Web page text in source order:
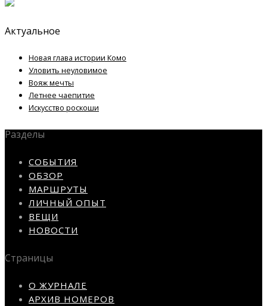
Актуальное
Новая глава истории Комо
Уловить неуловимое
Вояж мечты
Летнее чаепитие
Искусство роскоши
Разделы
СОБЫТИЯ
ОБЗОР
МАРШРУТЫ
ЛИЧНЫЙ ОПЫТ
ВЕЩИ
НОВОСТИ
Страницы
О ЖУРНАЛЕ
АРХИВ НОМЕРОВ